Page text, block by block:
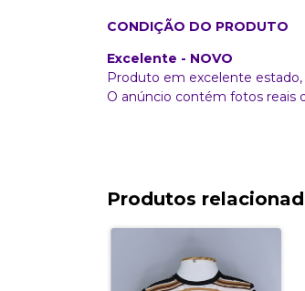
CONDIÇÃO DO PRODUTO
Excelente - NOVO
Produto em excelente
O anúncio contém fotos reais
Produtos